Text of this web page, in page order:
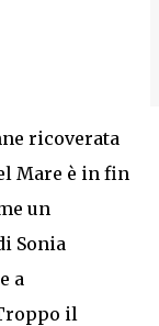
ricoverata
Mare è in fin
un
Sonia
a
il